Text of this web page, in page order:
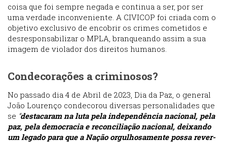
coisa que foi sempre negada e continua a ser, por ser
uma verdade inconveniente. A CIVICOP foi criada com o
objetivo exclusivo de encobrir os crimes cometidos e
desresponsabilizar o MPLA, branqueando assim a sua
imagem de violador dos direitos humanos.
Condecorações a criminosos?
No passado dia 4 de Abril de 2023, Dia da Paz, o general
João Lourenço condecorou diversas personalidades que
se “destacaram na luta pela independência nacional, pela
paz, pela democracia e reconciliação nacional, deixando
um legado para que a Nação orgulhosamente possa rever-